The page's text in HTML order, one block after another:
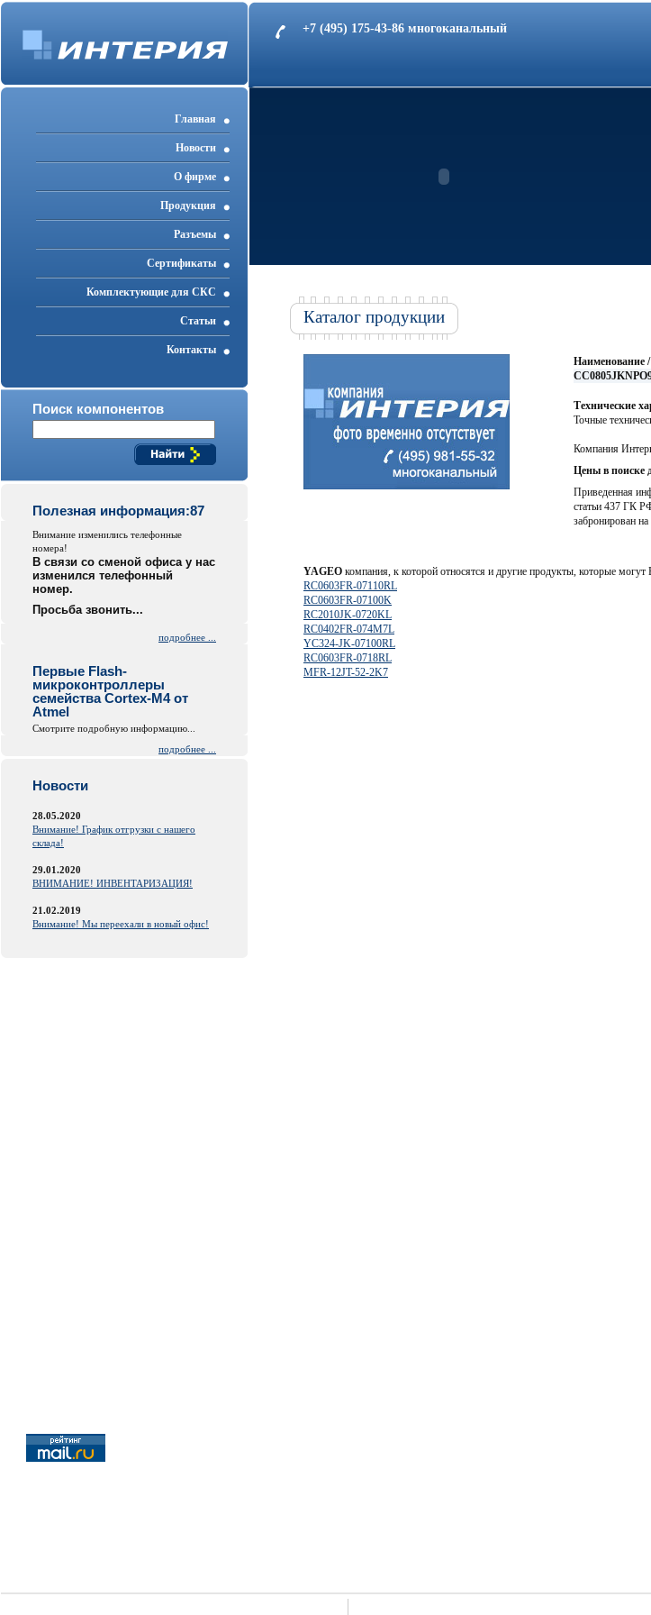
+7 (495) 175-43-86 многоканальный
Главная
Новости
О фирме
Продукция
Разъемы
Cертификаты
Комплектующие для СКС
Статьи
Контакты
Поиск компонентов
Полезная информация:87
Внимание изменились телефонные
номера!
В связи со сменой офиса у нас
изменился телефонный
номер.
Просьба звонить...
подробнее ...
Первые Flash-
микроконтроллеры
семейства Cortex-M4 от
Atmel
Смотрите подробную информацию...
подробнее ...
Новости
28.05.2020
Внимание! График отгрузки с нашего
склада!
29.01.2020
ВНИМАНИЕ! ИНВЕНТАРИЗАЦИЯ!
21.02.2019
Внимание! Мы переехали в новый офис!
Каталог продукции
Наименование
Технические
Точные
Компания
Цены в поиске
Приведенная
статьи 437 ГК
забронирован
YAGEO компания, к которой относятся и другие продукты, которые могут
RC0603FR-07110RL
RC0603FR-07100K
RC2010JK-0720KL
RC0402FR-074M7L
YC324-JK-07100RL
RC0603FR-0718RL
MFR-12JT-52-2K7